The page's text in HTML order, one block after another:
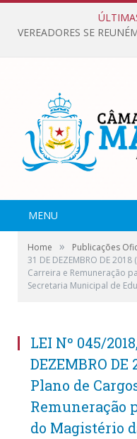
MENU
Home » Publicações
31 DE DEZEMBRO DE
Carreira e Remuneração
Secretaria Municipal de
LEI Nº 045/
DEZEMBRO DE
Plano de
Remuneração
do Magistério